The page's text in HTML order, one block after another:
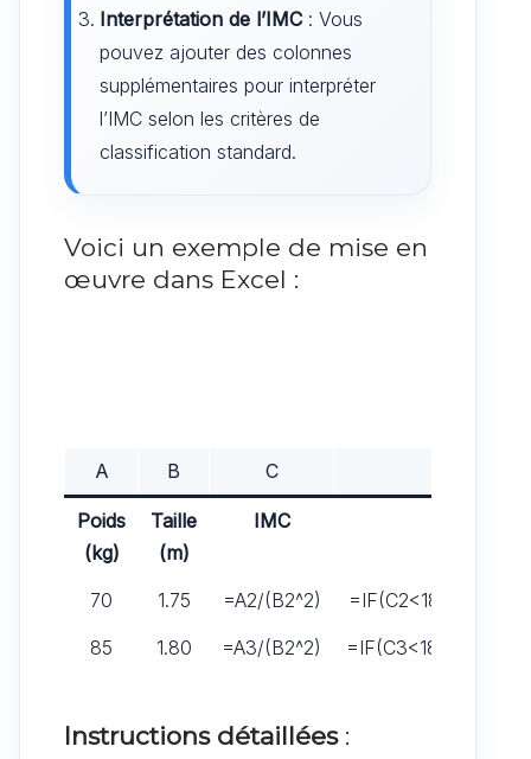
Interprétation de l’IMC: Vous
pouvez ajouter des colonnes
supplémentaires pour interpréter
l’IMC selon les critères de
classification standard.
Voici un exemple de mise en
œuvre dans Excel :
A B C
Poids
(kg)
Taille
(m)
IMC
70 1.75 =A2/(B2^2)
=IF(C2<18.5,
85
1.80 =A3/(B2^2) =IF(C3<18.5,
Instructions détaillées: